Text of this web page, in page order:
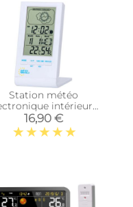
Station météo
intérieure
Wave
16,90 €